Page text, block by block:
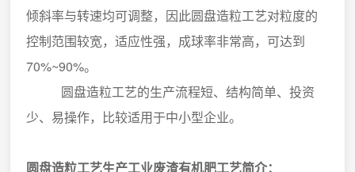
倾斜率与转速均可调整，因此圆盘造粒工艺对粒度的
控制范围较宽，适应性强，成球率非常高，可达到
70%~90%。
圆盘造粒工艺的生产流程短、结构简单、投资
少、易操作，比较适用于中小型企业。
圆盘造粒工艺生产工业废渣有机肥工艺简介：